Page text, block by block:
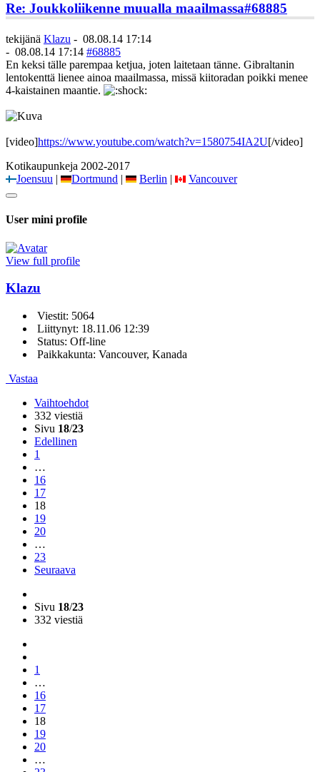
Re: Joukkoliikenne muualla maailmassa#68885
tekijänä Klazu - 08.08.14 17:14
- 08.08.14 17:14 #68885
En keksi tälle parempaa ketjua, joten laitetaan tänne. Gibraltanin
lentokenttä lienee ainoa maailmassa, missä kiitoradan poikki menee
4-kaistainen maantie.
[video]https://www.youtube.com/watch?v=1580754IA2U[/video]
Kotikaupunkeja 2002-2017
Joensuu | Dortmund | Berlin | Vancouver
User mini profile
View full profile
Klazu
Viestit: 5064
Liittynyt: 18.11.06 12:39
Status: Off-line
Paikkakunta: Vancouver, Kanada
Vastaa
Vaihtoehdot
332 viestiä
Sivu 18/23
Edellinen
1
…
16
17
18
19
20
…
23
Seuraava
Sivu 18/23
332 viestiä
1
…
16
17
18
19
20
…